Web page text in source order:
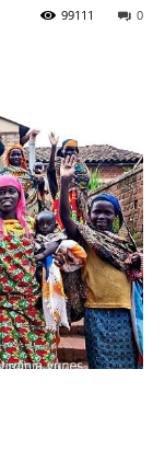
0
99111